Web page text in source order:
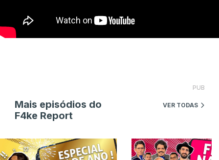
PUB
Mais episódios do
F4ke Report
VER TODAS